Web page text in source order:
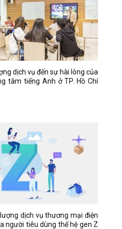
dịch vụ đến sự hài lòng của
tâm tiếng Anh ở TP. Hồ Chí
dịch vụ thương mại điện
người tiêu dùng thế hệ gen Z